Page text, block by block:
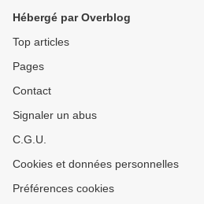
Hébergé par Overblog
Top articles
Pages
Contact
Signaler un abus
C.G.U.
Cookies et données personnelles
Préférences cookies